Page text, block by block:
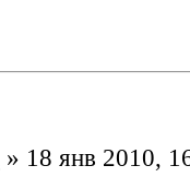
» 18 янв 2010,